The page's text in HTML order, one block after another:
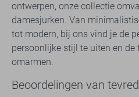
ontwerpen, onze collectie
damesjurken. Van
tot modern, bij ons vind je de
persoonlijke stijl te uiten en de
omarmen.
Beoordelingen van